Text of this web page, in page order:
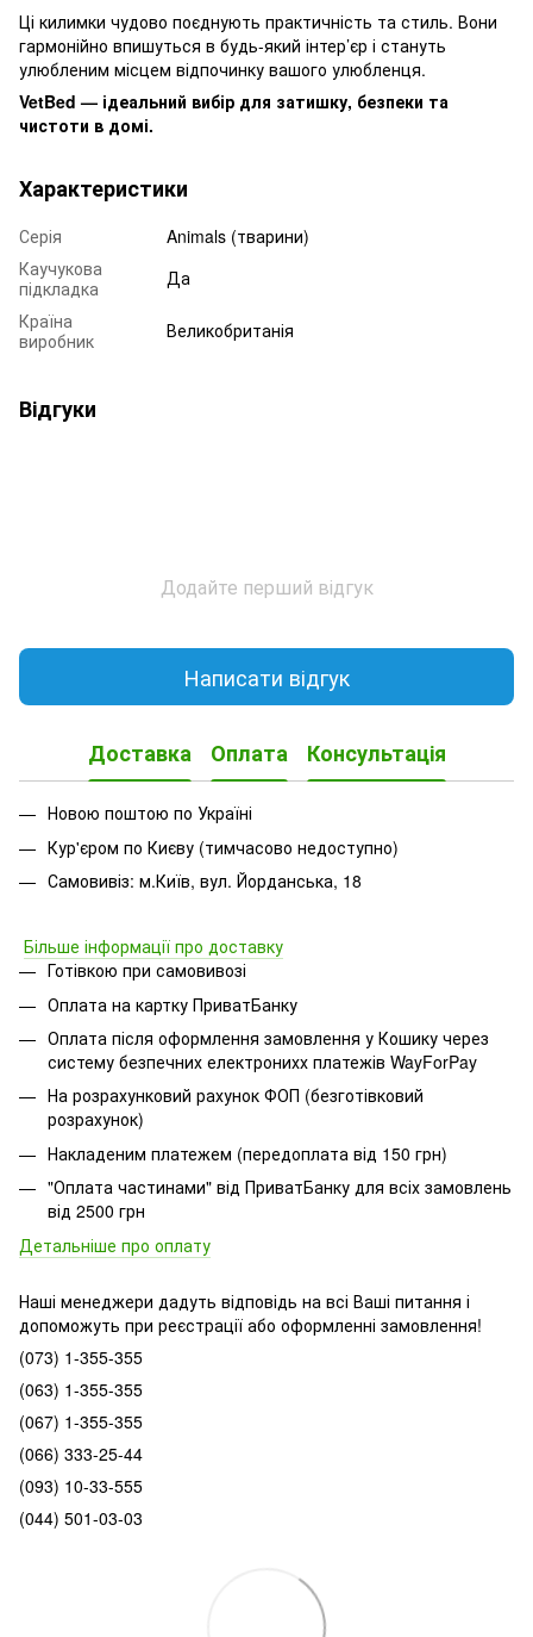
Ці килимки чудово поєднують практичність та стиль. Вони
гармонійно впишуться в будь-який інтер’єр і стануть
улюбленим місцем відпочинку вашого улюбленця.
VetBed — ідеальний вибір для затишку, безпеки та
чистоти в домі.
Характеристики
Серія
Animals (тварини)
Каучукова
підкладка
Да
Країна
виробник
Великобританія
Відгуки
Додайте перший відгук
Написати відгук
Доставка Оплата Консультація
Новою поштою по Україні
Кур'єром по Києву (тимчасово недоступно)
Самовивіз: м.Київ, вул. Йорданська, 18
Більше інформації про доставку
Готівкою при самовивозі
Оплата на картку ПриватБанку
Оплата після оформлення замовлення у Кошику через
систему безпечних електронихх платежів WayForPay
На розрахунковий рахунок ФОП (безготівковий
розрахунок)
Накладеним платежем (передоплата від 150 грн)
"Оплата частинами" від ПриватБанку для всіх замовлень
від 2500 грн
Детальніше про оплату
Наші менеджери дадуть відповідь на всі Ваші питання і
допоможуть при реєстрації або оформленні замовлення!
(073) 1-355-355
(063) 1-355-355
(067) 1-355-355
(066) 333-25-44
(093) 10-33-555
(044) 501-03-03